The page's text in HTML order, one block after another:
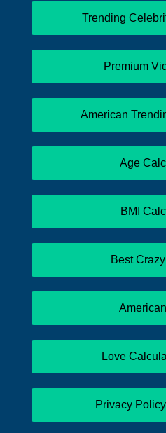
Trending
Premium
American
Age
BMI
Best
Love
Privacy